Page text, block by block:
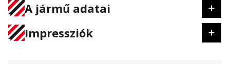
A jármű adatai
Impressziók